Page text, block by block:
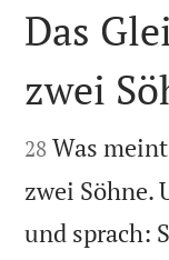

Das
zwei

28 Was
zwei Söhne.
und sprach: